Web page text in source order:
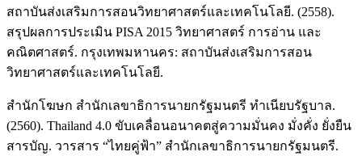
สถาบันส่งเสริมการสอนวิทยาศาสตร์และเทคโนโลยี. (2558).
สรุปผลการประเมิน PISA 2015 วิทยาศาสตร์ การอ่าน และ
คณิตศาสตร์. กรุงเทพมหานคร: สถาบันส่งเสริมการสอน
วิทยาศาสตร์และเทคโนโลยี.
สำนักโฆษก สำนักเลขาธิการนายกรัฐมนตรี ทำเนียบรัฐบาล.
(2560). Thailand 4.0 ขับเคลื่อนอนาคตสู่ความมั่นคง มั่งคั่ง ยั่งยืน
สารบัญ. วารสาร “ไทยคู่ฟ้า” สำนักเลขาธิการนายกรัฐมนตรี.